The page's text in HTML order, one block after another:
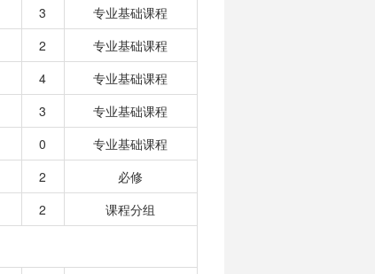
3
专业基础课程
2
专业基础课程
4
专业基础课程
3
专业基础课程
0
专业基础课程
2
必修
2 课程分组